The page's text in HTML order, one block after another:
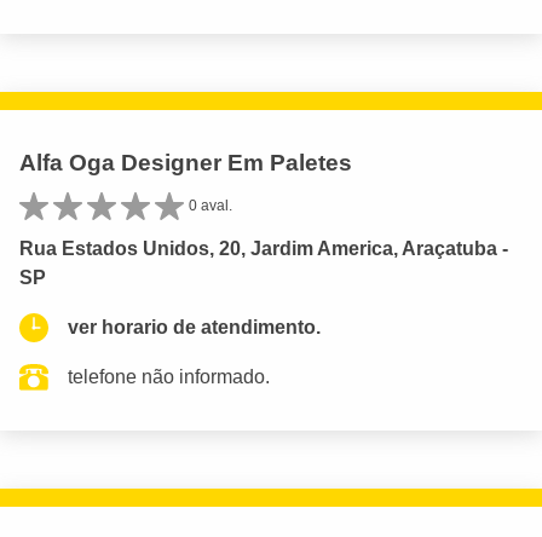
Alfa Oga Designer Em Paletes
0 aval.
Rua Estados Unidos, 20, Jardim America, Araçatuba -
SP
ver horario de atendimento.
telefone não informado.